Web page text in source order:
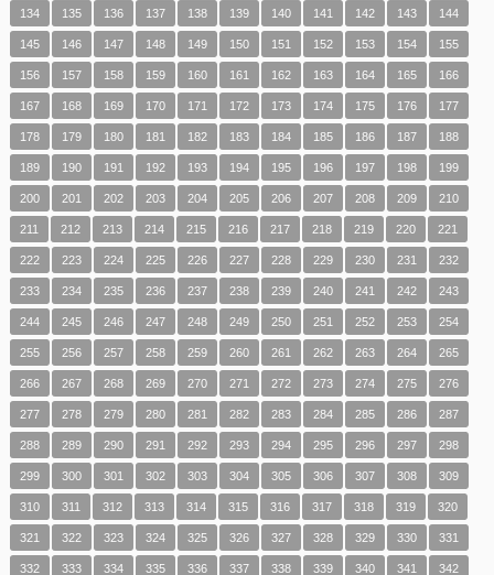
134 135 136 137 138 139 140 141 142 143 144
145 146 147 148 149 150 151 152 153 154 155
156 157 158 159 160 161 162 163 164 165 166
167 168 169 170 171 172 173 174 175 176 177
178 179 180 181 182 183 184 185 186 187 188
189 190 191 192 193 194 195 196 197 198 199
200 201 202 203 204 205 206 207 208 209 210
211 212 213 214 215 216 217 218 219 220 221
222 223 224 225 226 227 228 229 230 231 232
233 234 235 236 237 238 239 240 241 242 243
244 245 246 247 248 249 250 251 252 253 254
255 256 257 258 259 260 261 262 263 264 265
266 267 268 269 270 271 272 273 274 275 276
277 278 279 280 281 282 283 284 285 286 287
288 289 290 291 292 293 294 295 296 297 298
299 300 301 302 303 304 305 306 307 308 309
310 311 312 313 314 315 316 317 318 319 320
321 322 323 324 325 326 327 328 329 330 331
332 333 334 335 336 337 338 339 340 341 342